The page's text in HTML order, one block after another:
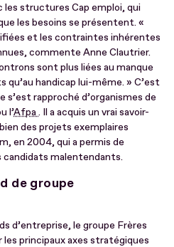
structures Cap emploi, qui
les besoins se présentent. «
et les contraintes inhérentes
commente Anne Clautrier.
sont plus liées au manque
handicap lui-même. » C’est
s’est rapproché d’organismes de
l’Afpa. Il a acquis un vrai savoir-
des projets exemplaires
en 2004, qui a permis de
malentendants.
de groupe
d’entreprise, le groupe Frères
les principaux axes stratégiques